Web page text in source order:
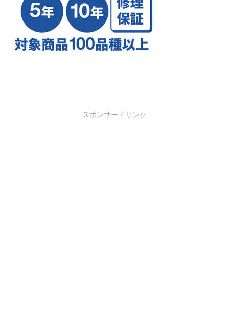
スポンサードリンク